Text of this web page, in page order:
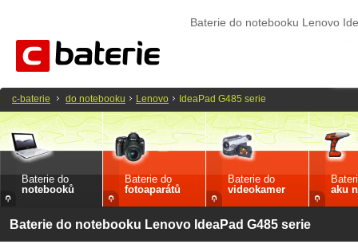
Baterie do notebooku Lenovo
Baterie do
notebooků
Baterie do
fotoaparátů
Baterie do
videokamer
aku
Baterie do notebooku Lenovo IdeaPad G485 serie
c-baterie do notebooku Lenovo IdeaPad G485 serie